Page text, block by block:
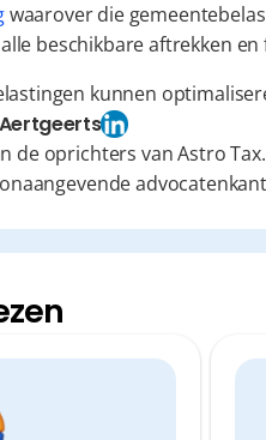
waarover die
beschikbare aftrekken en
kunnen
de oprichters van Astro